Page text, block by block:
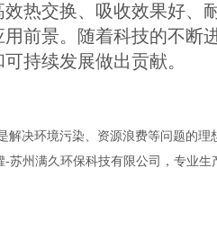
热交换、 吸收效果好、
前景。随着科技的不断
持续发展做出贡献。
解决环境污染、资源浪费等问题的理
-苏州满久环保科技有限公司，专业